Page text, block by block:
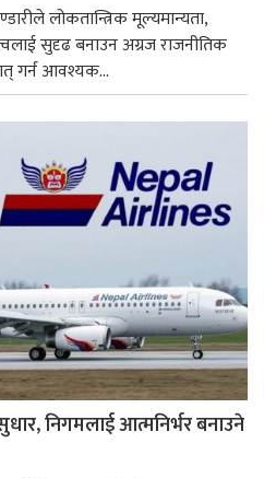
लोकतान्त्रिक मूल्यमान्यता,
सुदृढ बनाउन अग्रज राजनीतिक
गर्न आवश्यक...
निगमलाई आत्मनिर्भर बनाउने